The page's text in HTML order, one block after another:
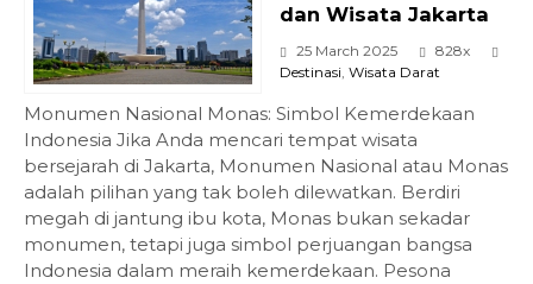
dan Wisata Jakarta
25 March 2025
828x
Destinasi, Wisata Darat
Monumen Nasional Monas: Simbol Kemerdekaan
Indonesia Jika Anda mencari tempat wisata
bersejarah di Jakarta, Monumen Nasional atau Monas
adalah pilihan yang tak boleh dilewatkan. Berdiri
megah di jantung ibu kota, Monas bukan sekadar
monumen, tetapi juga simbol perjuangan bangsa
Indonesia dalam meraih kemerdekaan. Pesona